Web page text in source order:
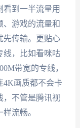
到一半流量用
、游戏的流量和
先传输。更贴心
线，比如看咪咕
带宽的专线，
4K画质都不会卡
，不管是腾讯视
流畅。